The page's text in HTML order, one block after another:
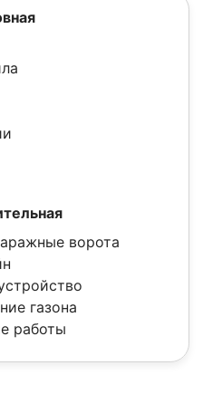
ворота
газона
работы